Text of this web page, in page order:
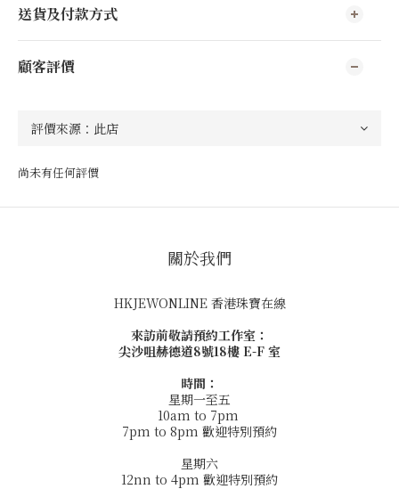
送貨及付款方式
顧客評價
尚未有任何評價
關於我們
HKJEWONLINE 香港珠寶在線
來訪前敬請預約工作室：
尖沙咀赫德道8號18樓 E-F 室
時間：
星期一至五
10am to 7pm
7pm to 8pm 歡迎特別預約
星期六
12nn to 4pm 歡迎特別預約